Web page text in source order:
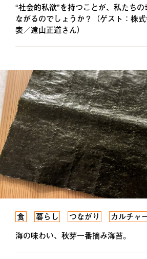
“社会的私欲”を持つことが、私たち
ながるのでしょうか？（ゲスト：株
表／遠山正道さん）
食 暮らし つながり カルチャ
海の味わい、秋芽一番摘み海苔。